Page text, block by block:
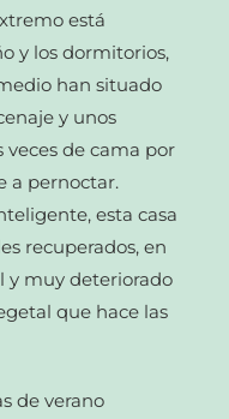
está
y los dormitorios,
han situado
y unos
veces de cama por
a pernoctar.
esta casa
recuperados, en
y muy deteriorado
que hace las
de verano